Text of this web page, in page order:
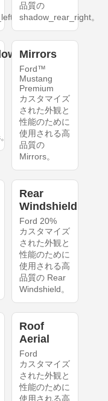
。
品質の
shadow_rear_right。
Mirrors
Ford™
Mustang
Premium
カスタマイズ
された外観と
性能のために
使用される高
品質の
Mirrors。
Rear
Windshield
Ford 20%
カスタマイズ
された外観と
性能のために
使用される高
品質の Rear
Windshield。
Roof
Aerial
Ford
カスタマイズ
された外観と
性能のために
使用される高